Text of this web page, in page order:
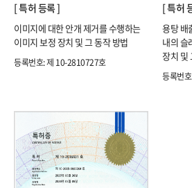
[ 특허 등록 ]
이미지에 대한 안개 제거를 수행하는
이미지 보정 장치 및 그 동작 방법
등록번호: 제 10-2810727호​
[ 특허
용탕 배
내의 슬
장치 및
등록번